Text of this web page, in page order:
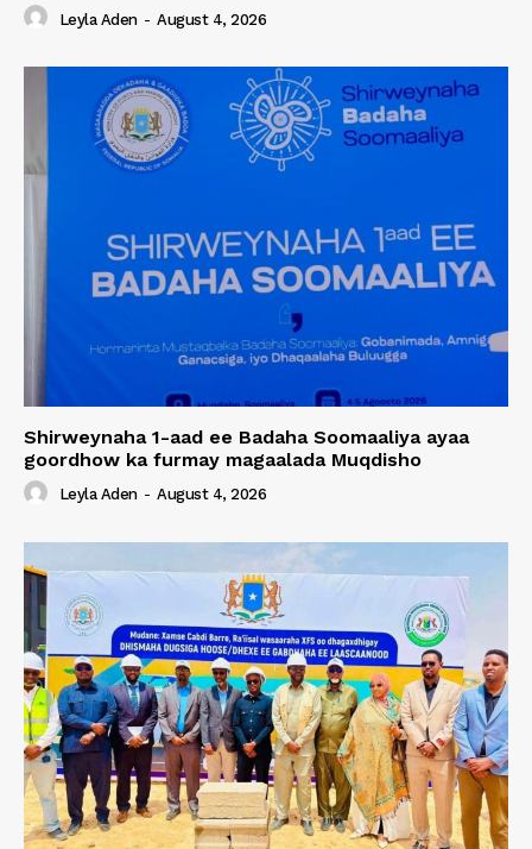
Leyla Aden - August 4, 2026
Shirweynaha 1-aad ee Badaha Soomaaliya ayaa
goordhow ka furmay magaalada Muqdisho
Leyla Aden - August 4, 2026